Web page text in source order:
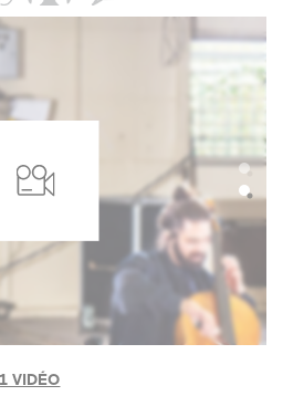
1 VIDÉO